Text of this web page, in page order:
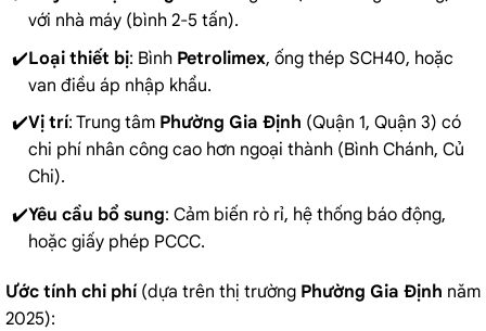
với nhà máy (bình 2-5 tấn).
Loại thiết bị: Bình Petrolimex, ống thép SCH40, hoặc
van điều áp nhập khẩu.
Vị trí: Trung tâm Phường Gia Định (Quận 1, Quận 3) có
chi phí nhân công cao hơn ngoại thành (Bình Chánh, Củ
Chi).
Yêu cầu bổ sung: Cảm biến rò rỉ, hệ thống báo động,
hoặc giấy phép PCCC.
Ước tính chi phí(dựa trên thị trường Phường Gia Định năm
2025):